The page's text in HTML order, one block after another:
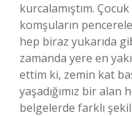
kurcalamıştım.
komşuların
hep biraz yukarıda
zamanda yere en
ettim ki, zemin kat
yaşadığımız bir
belgelerde farklı